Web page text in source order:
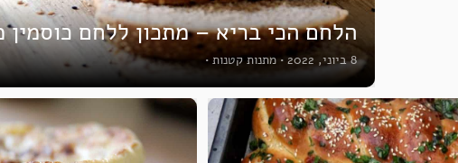
הלחם הכי בריא – מתכון ללחם כוסמין מלא
8 ביוני, 2022 • מתנות קטנות •